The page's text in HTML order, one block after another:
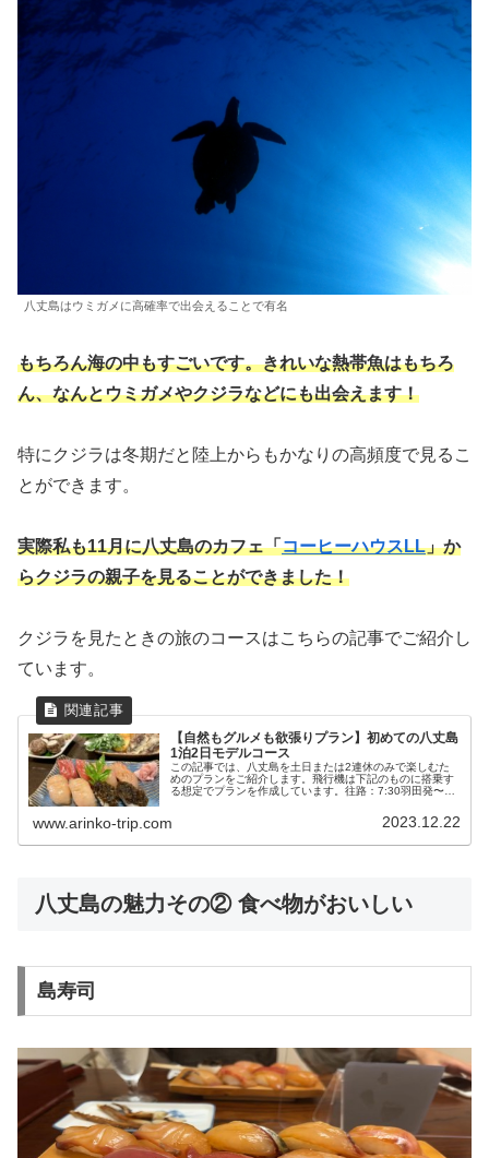
八丈島はウミガメに高確率で出会えることで有名
もちろん海の中もすごいです。きれいな熱帯魚はもちろ
ん、なんとウミガメやクジラなどにも出会えます！
特にクジラは冬期だと陸上からもかなりの高頻度で見るこ
とができます。
実際私も11月に八丈島のカフェ「コーヒーハウスLL」か
らクジラの親子を見ることができました！
クジラを見たときの旅のコースはこちらの記事でご紹介し
ています。
【自然もグルメも欲張りプラン】初めての八丈島
1泊2日モデルコース
この記事では、八丈島を土日または2連休のみで楽しむた
めのプランをご紹介します。飛行機は下記のものに搭乗す
る想定でプランを作成しています。往路：7:30羽田発〜
www.arinko-trip.com 2023.12.22
八丈島の魅力その② 食べ物がおいしい
島寿司